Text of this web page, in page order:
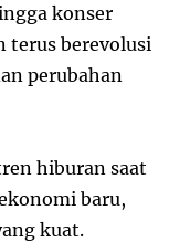
konser
terus berevolusi
perubahan
hiburan saat
baru,
kuat.